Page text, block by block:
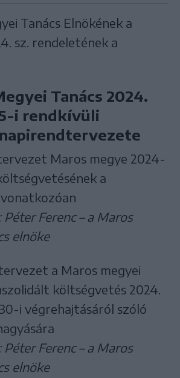
Tanács Elnökének a
sz. rendeletének a
Tanács 2024.
i rendkívüli
Maros megye 2024-
a
Ferenc – a Maros
elnöke
a Maros megyei
költségvetés 2024.
i végrehajtásáról szóló
Ferenc – a Maros
elnöke